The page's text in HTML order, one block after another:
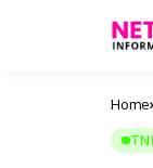
Home
TNI